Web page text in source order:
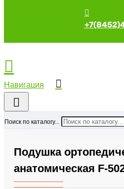
Поиск по каталогу...
Подушка
анатомическая F-